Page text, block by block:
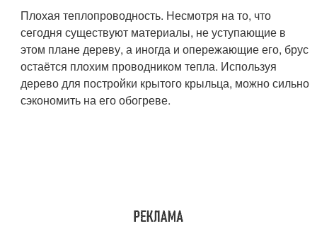
Плохая теплопроводность. Несмотря на то, что
сегодня существуют материалы, не уступающие в
этом плане дереву, а иногда и опережающие его, брус
остаётся плохим проводником тепла. Используя
дерево для постройки крытого крыльца, можно сильно
сэкономить на его обогреве.